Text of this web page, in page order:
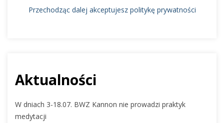
Przechodząc dalej akceptujesz politykę prywatności
Aktualności
W dniach 3-18.07. BWZ Kannon nie prowadzi praktyk
medytacji